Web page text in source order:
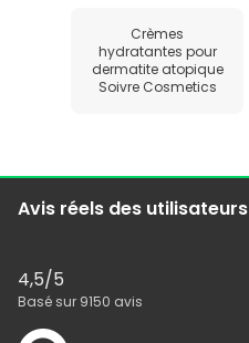
Crèmes
hydratantes pour
dermatite atopique
Soivre Cosmetics
Avis réels des utilisateurs
4,5/5
Basé sur 9150 avis